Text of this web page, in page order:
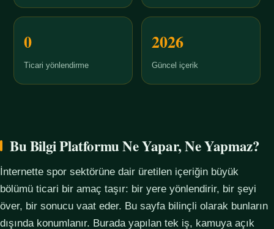
0
Ticari yönlendirme
2026
Güncel içerik
Bu Bilgi Platformu Ne Yapar, Ne Yapmaz?
İnternette spor sektörüne dair üretilen içeriğin büyük
bölümü ticari bir amaç taşır: bir yere yönlendirir, bir şeyi
över, bir sonucu vaat eder. Bu sayfa bilinçli olarak bunların
dışında konumlanır. Burada yapılan tek iş, kamuya açık